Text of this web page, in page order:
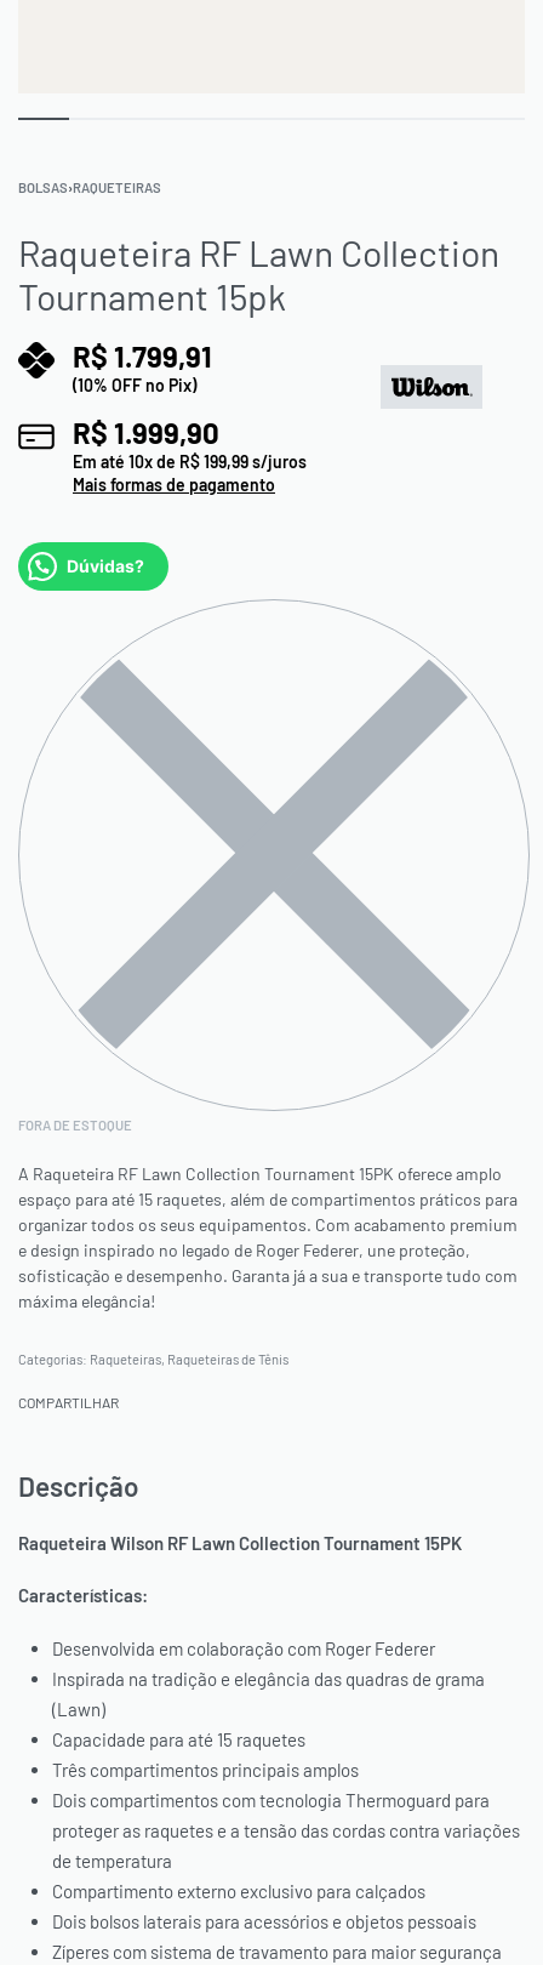
BOLSAS›RAQUETEIRAS
Raqueteira RF Lawn Collection
Tournament 15pk
R$ 1.799,91
(10% OFF no Pix)
R$ 1.999,90
Em até 10x de R$199,99s/juros
Mais formas de pagamento
Dúvidas?
FORA DE ESTOQUE
A Raqueteira RF Lawn Collection Tournament 15PK oferece amplo
espaço para até 15 raquetes, além de compartimentos práticos para
organizar todos os seus equipamentos. Com acabamento premium
e design inspirado no legado de Roger Federer, une proteção,
sofisticação e desempenho. Garanta já a sua e transporte tudo com
máxima elegância!
Categorias: Raqueteiras, Raqueteiras de Tênis
COMPARTILHAR
Descrição
Raqueteira Wilson RF Lawn Collection Tournament 15PK
Características:
Desenvolvida em colaboração com Roger Federer
Inspirada na tradição e elegância das quadras de grama
(Lawn)
Capacidade para até 15 raquetes
Três compartimentos principais amplos
Dois compartimentos com tecnologia Thermoguard para
proteger as raquetes e a tensão das cordas contra variações
de temperatura
Compartimento externo exclusivo para calçados
Dois bolsos laterais para acessórios e objetos pessoais
Zíperes com sistema de travamento para maior segurança